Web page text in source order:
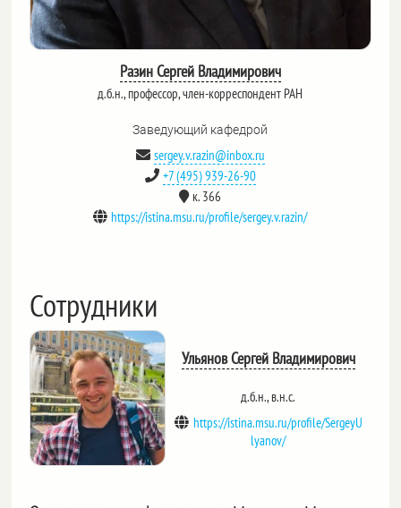
Разин Сергей Владимирович
д.б.н., профессор, член-корреспондент РАН
Заведующий кафедрой
к. 366
sergey.v.razin@inbox.ru
+7 (495) 939-26-90
https://istina.msu.ru/profile/sergey.v.razin/
Сотрудники
Ульянов Сергей Владимирович
д.б.н., в.н.с.
https://istina.msu.ru/profile/SergeyU
lyanov/